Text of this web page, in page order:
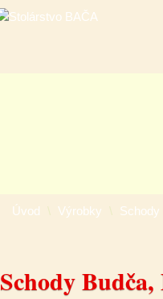
Úvod \ Výrobky \ Schody
Schody